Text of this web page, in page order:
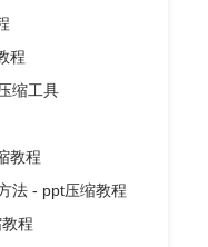
程
缩工具
教程
法 - ppt压缩教程
程